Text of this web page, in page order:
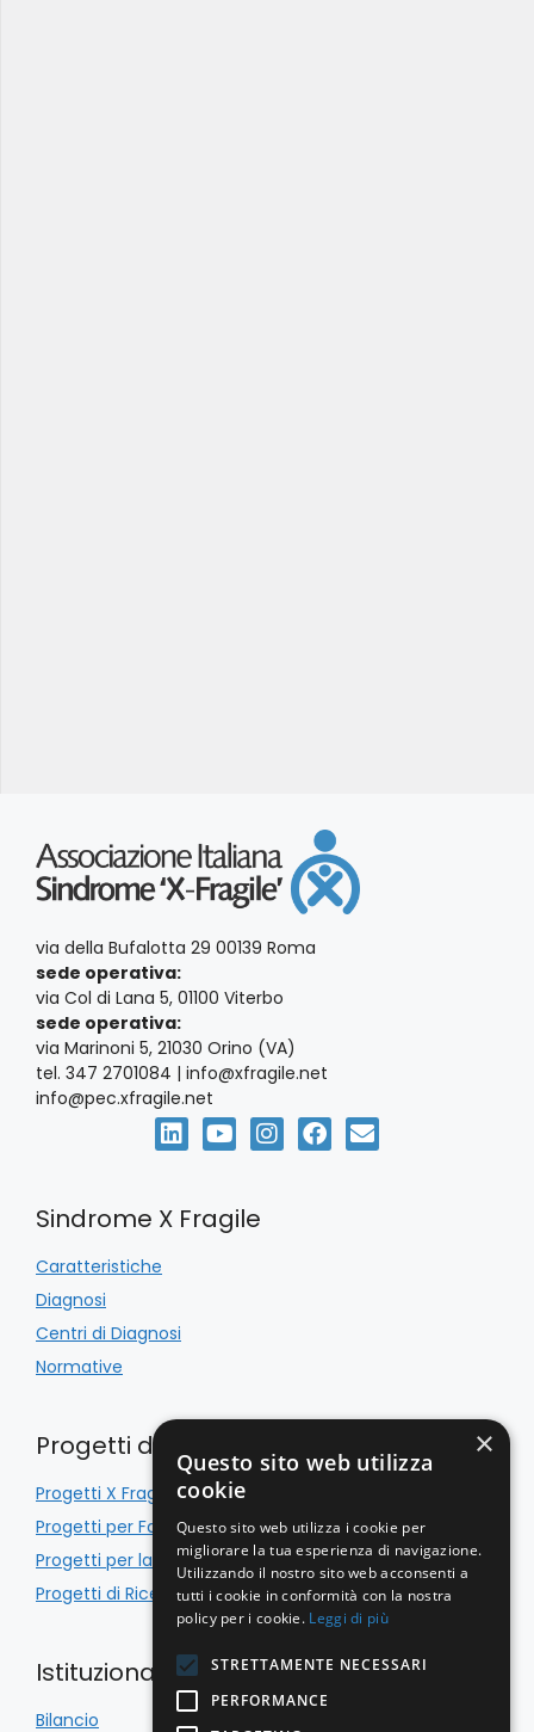
via della Bufalotta 29 00139 Roma
sede operativa:
via Col di Lana 5, 01100 Viterbo
sede operativa:
via Marinoni 5, 21030 Orino (VA)
tel. 347 2701084 | info@xfragile.net
info@pec.xfragile.net
Sindrome X Fragile
Caratteristiche
Diagnosi
Centri di Diagnosi
Normative
Progetti di Inclusione
Progetti X Fragile
Progetti per Famiglie
Progetti per la Scuola
Progetti di Ricerca
Istituzionale
Bilancio
×
Questo sito web utilizza
cookie
Questo sito web utilizza i cookie per
migliorare la tua esperienza di navigazione.
Utilizzando il nostro sito web acconsenti a
tutti i cookie in conformità con la nostra
policy per i cookie. Leggi di più
STRETTAMENTE NECESSARI
PERFORMANCE